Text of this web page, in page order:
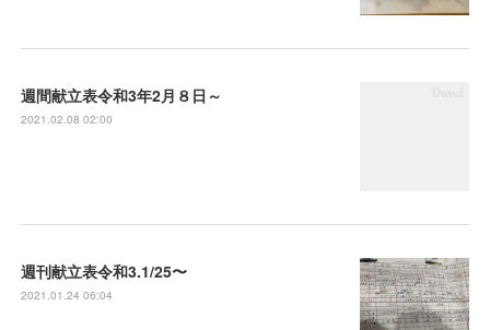
週間献立表令和3年2月８日～
2021.02.08 02:00
週刊献立表令和3.1/25〜
2021.01.24 06:04